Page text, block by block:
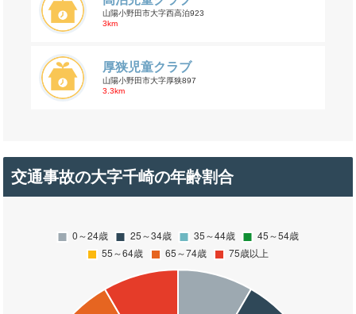
山陽小野田市大字西高泊923
3km
厚狭児童クラブ
山陽小野田市大字厚狭897
3.3km
交通事故の大字千崎の年齢割合